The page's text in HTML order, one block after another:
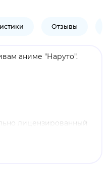
Отзывы
аниме "Наруто".
лицензированный